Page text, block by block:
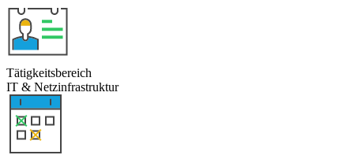
Tätigkeitsbereich
IT & Netzinfrastruktur